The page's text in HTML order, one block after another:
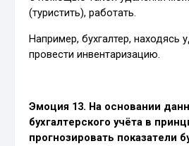
(туристить), работать.
Например, бухгалтер, находясь
провести инвентаризацию.
Эмоция 13. На основании
бухгалтерского учёта в
прогнозировать показатели